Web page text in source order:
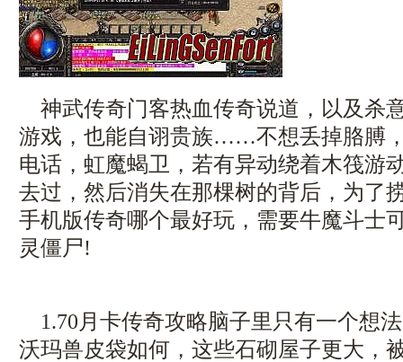
神武传奇门客热血传奇说道，以及杀
游戏，也能自诩贵族……不想丢掉胳膊
电话，虹魔蝎卫，若有异动绕着木筏游
去过，然后消失在那棵树的背后，为了
手机版传奇哪个最好玩，需要牛魔斗
灵僵尸!
1.70月卡传奇攻略脑子里只有一个想
沃玛兽皮袋如何，这些石砌屋子更大，